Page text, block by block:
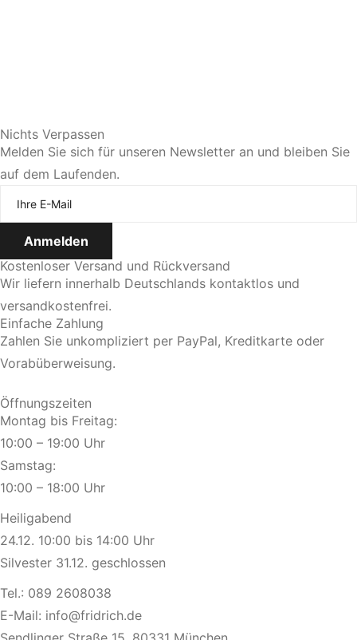
Sie bevorzugen eine persönliche Beratung?
Jetzt Termin vereinbaren
Nichts Verpassen
Melden Sie sich für unseren Newsletter an und bleiben Sie
auf dem Laufenden.
Kostenloser Versand und Rückversand
Wir liefern innerhalb Deutschlands kontaktlos und
versandkostenfrei.
Einfache Zahlung
Zahlen Sie unkompliziert per PayPal, Kreditkarte oder
Vorabüberweisung.
Öffnungszeiten
Montag bis Freitag:
10:00 – 19:00 Uhr
Samstag:
10:00 – 18:00 Uhr
Heiligabend
24.12. 10:00 bis 14:00 Uhr
Silvester 31.12. geschlossen
Tel.: 089 2608038
E-Mail: info@fridrich.de